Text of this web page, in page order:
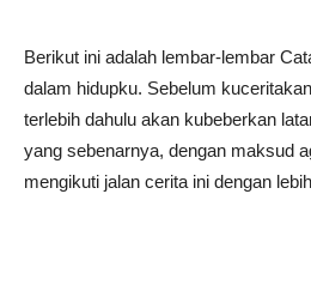
Berikut ini adalah lembar-lembar
dalam hidupku. Sebelum
terlebih dahulu akan kubeberkan
yang sebenarnya, dengan maksud
mengikuti jalan cerita ini dengan